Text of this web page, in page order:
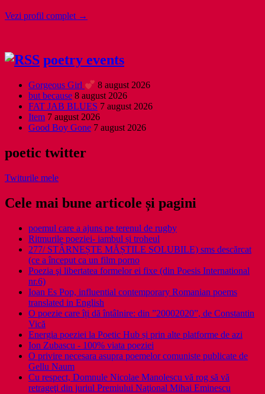
Vezi profil complet →
poetry events
Gorgeous Girl
8 august 2026
but because 8 august 2026
FAT JAB BLUES 7 august 2026
Item 7 august 2026
Good Boy Gone 7 august 2026
poetic twitter
Twiturile mele
Cele mai bune articole și pagini
poemul care a ajuns pe terenul de rugby
Ritmurile poeziei- iambul și troheul
277/ STÂRNEȘTE MĂȘTILE SOLUBILE) sms descărcat
(ce a început ca un film porno
Poezia şi libertatea formelor ei fixe (din Poesis International
nr.6)
Ioan Es Pop, influential contemporary Romanian poems
translated in English
O poezie care îți dă întâlnire: din ”20002020”, de Constantin
Vică
Energia poeziei la Poetic Hub și prin alte platforme de azi
Ion Zubascu - 100% viata poeziei
O privire necesara asupra poemelor comuniste publicate de
Gellu Naum
Cu respect, Domnule Nicolae Manolescu vă rog să vă
retrageţi din juriul Premiului Naţional Mihai Eminescu